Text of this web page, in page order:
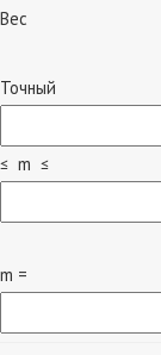
Вес
Точный
≤ m ≤
m =